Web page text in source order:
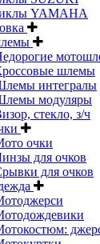
YAMAHA
шлемы
интегралы
модуляры
стекло, з/ч
очки
для очков
для очков